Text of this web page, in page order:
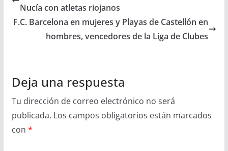
Nucía con atletas riojanos
F.C. Barcelona en mujeres y Playas de Castellón en
hombres, vencedores de la Liga de Clubes
Deja una respuesta
Tu dirección de correo electrónico no será
publicada. Los campos obligatorios están marcados
con *